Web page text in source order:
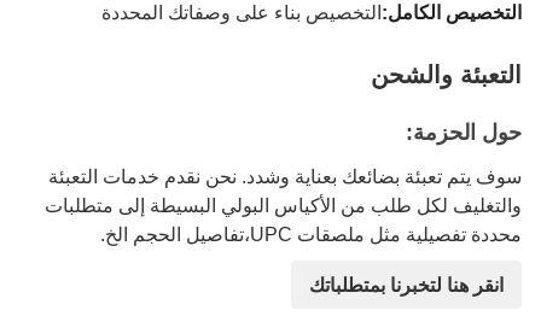
التخصيص الكامل:التخصيص بناء على وصفاتك المحددة
التعبئة والشحن
حول الحزمة:
سوف يتم تعبئة بضائعك بعناية وشدد. نحن نقدم خدمات التعبئة
والتغليف لكل طلب من الأكياس البولي البسيطة إلى متطلبات
محددة تفصيلية مثل ملصقات UPC،تفاصيل الحجم الخ.
انقر هنا لتخبرنا بمتطلباتك